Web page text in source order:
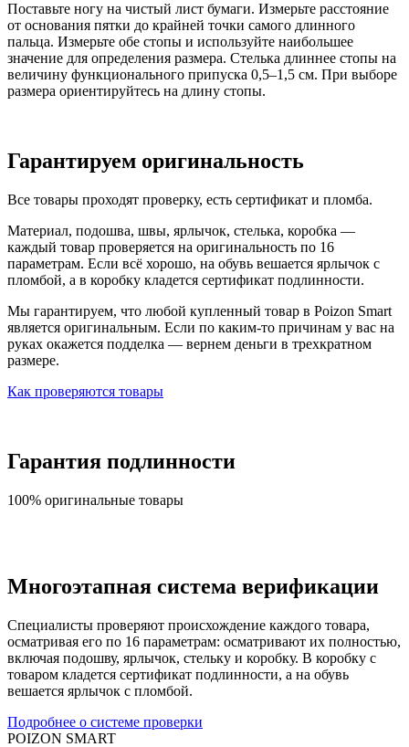
Поставьте ногу на чистый лист бумаги. Измерьте расстояние
от основания пятки до крайней точки самого длинного
пальца. Измерьте обе стопы и используйте наибольшее
значение для определения размера. Стелька длиннее стопы на
величину функционального припуска 0,5–1,5 см. При выборе
размера ориентируйтесь на длину стопы.
Гарантируем оригинальность
Все товары проходят проверку, есть сертификат и пломба.
Материал, подошва, швы, ярлычок, стелька, коробка —
каждый товар проверяется на оригинальность по 16
параметрам. Если всё хорошо, на обувь вешается ярлычок с
пломбой, а в коробку кладется сертификат подлинности.
Мы гарантируем, что любой купленный товар в Poizon Smart
является оригинальным. Если по каким-то причинам у вас на
руках окажется подделка — вернем деньги в трехкратном
размере.
Как проверяются товары
Гарантия подлинности
100% оригинальные товары
Многоэтапная система верификации
Специалисты проверяют происхождение каждого товара,
осматривая его по 16 параметрам: осматривают их полностью,
включая подошву, ярлычок, стельку и коробку. В коробку с
товаром кладется сертификат подлинности, а на обувь
вешается ярлычок с пломбой.
Подробнее о системе проверки
POIZON SMART